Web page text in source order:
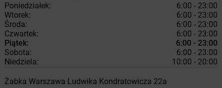
Poniedziałek:
6:00 - 23:00
Wtorek:
6:00 - 23:00
Środa:
6:00 - 23:00
Czwartek:
6:00 - 23:00
Piątek:
6:00 - 23:00
Sobota:
6:00 - 23:00
Niedziela:
10:00 - 20:00
Żabka Warszawa Ludwika Kondratowicza 22a